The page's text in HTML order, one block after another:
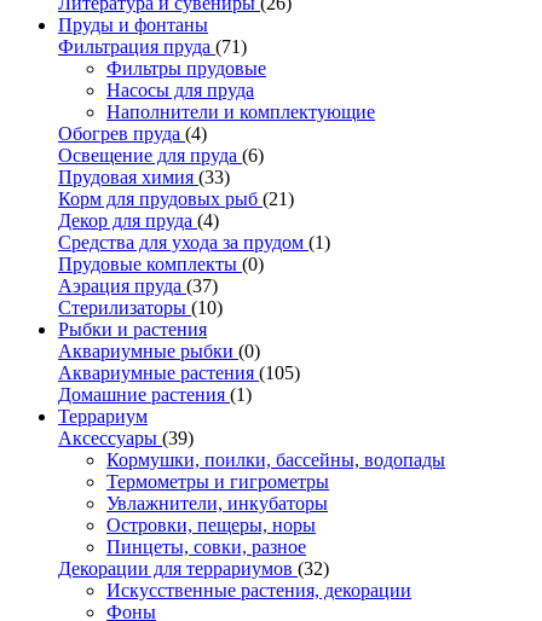
Пруды и фонтаны
Фильтрация пруда (71)
Фильтры прудовые
Насосы для пруда
Наполнители и комплектующие
Обогрев пруда (4)
Освещение для пруда (6)
Прудовая химия (33)
Корм для прудовых рыб (21)
Декор для пруда (4)
Средства для ухода за прудом (1)
Прудовые комплекты (0)
Аэрация пруда (37)
Стерилизаторы (10)
Рыбки и растения
Аквариумные рыбки (0)
Аквариумные растения (105)
Домашние растения (1)
Террариум
Аксессуары (39)
Кормушки, поилки, бассейны, водопады
Термометры и гигрометры
Увлажнители, инкубаторы
Островки, пещеры, норы
Пинцеты, совки, разное
Декорации для террариумов (32)
Искусственные растения, декорации
Фоны